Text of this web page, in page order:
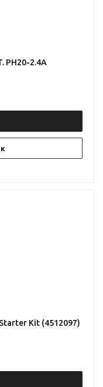
PH20-2.4A
Kit (4512097)